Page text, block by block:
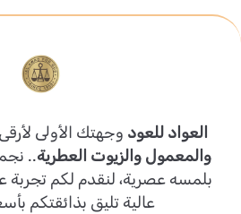
العواد للعود وجهتك الأولى
والمعمول والزيوت العطرية..
بلمسه عصرية، لنقدم لكم تجربة
عالية تليق بذائقتكم